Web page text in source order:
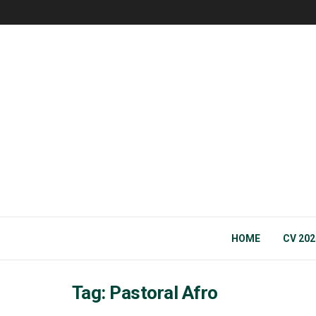
HOME CV
Tag: Pastoral Afro